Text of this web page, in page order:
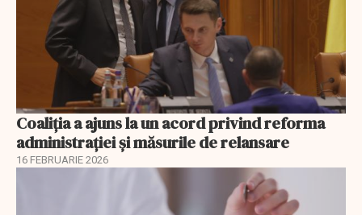
Coaliția a ajuns la un acord privind reforma
administrației și măsurile de relansare
16 FEBRUARIE 2026